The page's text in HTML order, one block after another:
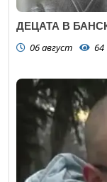
ДЕЦАТА В
06 август 64